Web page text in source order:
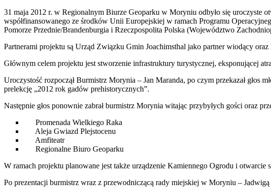
31 maja 2012 r. w Regionalnym Biurze Geoparku w Moryniu odbyło się uroczyste
współfinansowanego ze środków Unii Europejskiej w ramach Programu
Pomorze Przednie/Brandenburgia i Rzeczpospolita Polska (Województwo
Partnerami projektu są Urząd Związku Gmin Joachimsthal jako partner wiodący
Głównym celem projektu jest stworzenie infrastruktury turystycznej, eksponującej
Uroczystość rozpoczął Burmistrz Morynia – Jan Maranda, po czym przekazał
prelekcję „2012 rok gadów prehistorycznych”.
Następnie głos ponownie zabrał burmistrz Morynia witając przybyłych gości oraz
Promenada Wielkiego Raka
Aleja Gwiazd Plejstocenu
Amfiteatr
Regionalne Biuro Geoparku
W ramach projektu planowane jest także urządzenie Kamiennego Ogrodu i otwarcie
Po prezentacji burmistrz wraz z przewodniczącą rady miejskiej w Moryniu –